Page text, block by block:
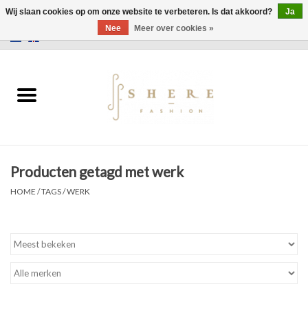
Jurken
Producten getagd met werk
HOME /TAGS/WERK
Wij slaan cookies op om onze website te verbeteren. Is dat akkoord?
Ja
Nee
Meer over cookies »